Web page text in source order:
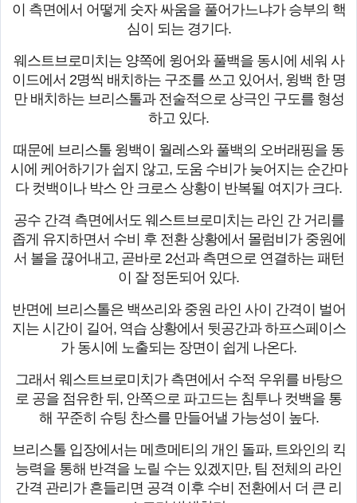
이 측면에서 어떻게 숫자 싸움을 풀어가느냐가 승부의 핵
심이 되는 경기다.
웨스트브로미치는 양쪽에 윙어와 풀백을 동시에 세워 사
이드에서 2명씩 배치하는 구조를 쓰고 있어서, 윙백 한 명
만 배치하는 브리스톨과 전술적으로 상극인 구도를 형성
하고 있다.
때문에 브리스톨 윙백이 월레스와 풀백의 오버래핑을 동
시에 케어하기가 쉽지 않고, 도움 수비가 늦어지는 순간마
다 컷백이나 박스 안 크로스 상황이 반복될 여지가 크다.
공수 간격 측면에서도 웨스트브로미치는 라인 간 거리를
좁게 유지하면서 수비 후 전환 상황에서 몰럼비가 중원에
서 볼을 끊어내고, 곧바로 2선과 측면으로 연결하는 패턴
이 잘 정돈되어 있다.
반면에 브리스톨은 백쓰리와 중원 라인 사이 간격이 벌어
지는 시간이 길어, 역습 상황에서 뒷공간과 하프스페이스
가 동시에 노출되는 장면이 쉽게 나온다.
그래서 웨스트브로미치가 측면에서 수적 우위를 바탕으
로 공을 점유한 뒤, 안쪽으로 파고드는 침투나 컷백을 통
해 꾸준히 슈팅 찬스를 만들어낼 가능성이 높다.
브리스톨 입장에서는 메흐메티의 개인 돌파, 트와인의 킥
능력을 통해 반격을 노릴 수는 있겠지만, 팀 전체의 라인
간격 관리가 흔들리면 공격 이후 수비 전환에서 더 큰 리